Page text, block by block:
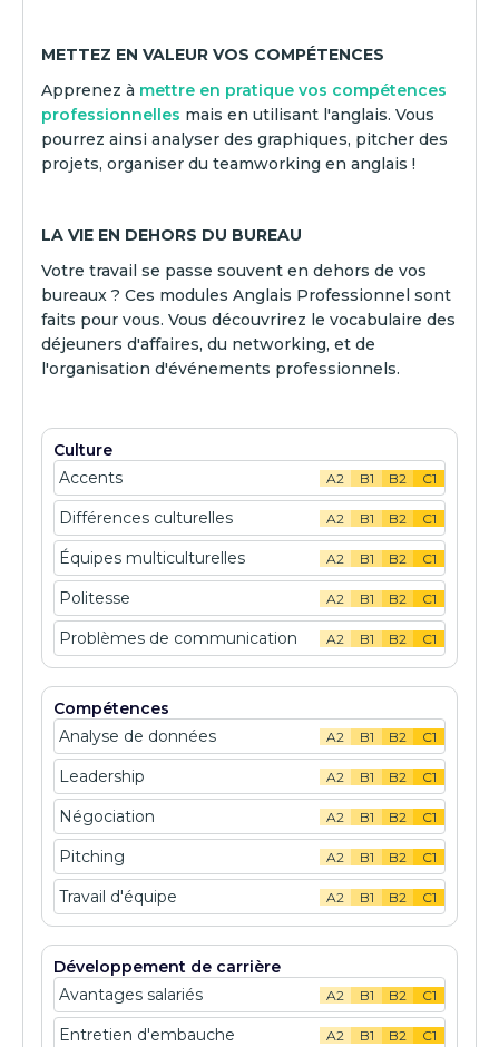
METTEZ EN VALEUR VOS COMPÉTENCES
Apprenez à mettre en pratique vos compétences
professionnelles mais en utilisant l'anglais. Vous
pourrez ainsi analyser des graphiques, pitcher des
projets, organiser du teamworking en anglais !
LA VIE EN DEHORS DU BUREAU
Votre travail se passe souvent en dehors de vos
bureaux ? Ces modules Anglais Professionnel sont
faits pour vous. Vous découvrirez le vocabulaire des
déjeuners d'affaires, du networking, et de
l'organisation d'événements professionnels.
Culture
Accents
A2 B1 B2 C1
Différences culturelles A2 B1 B2 C1
Équipes multiculturelles A2 B1 B2 C1
Politesse A2 B1 B2 C1
Problèmes de communication A2 B1 B2 C1
Compétences
Analyse de données
A2 B1 B2 C1
Leadership A2 B1 B2 C1
Négociation A2 B1 B2 C1
Pitching A2 B1 B2 C1
Travail d'équipe A2 B1 B2 C1
Développement de carrière
Avantages salariés
A2 B1 B2 C1
Entretien d'embauche A2 B1 B2 C1